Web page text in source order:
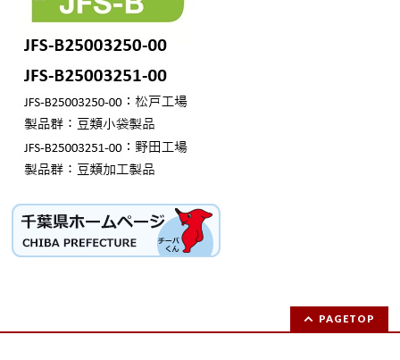
PAGETOP